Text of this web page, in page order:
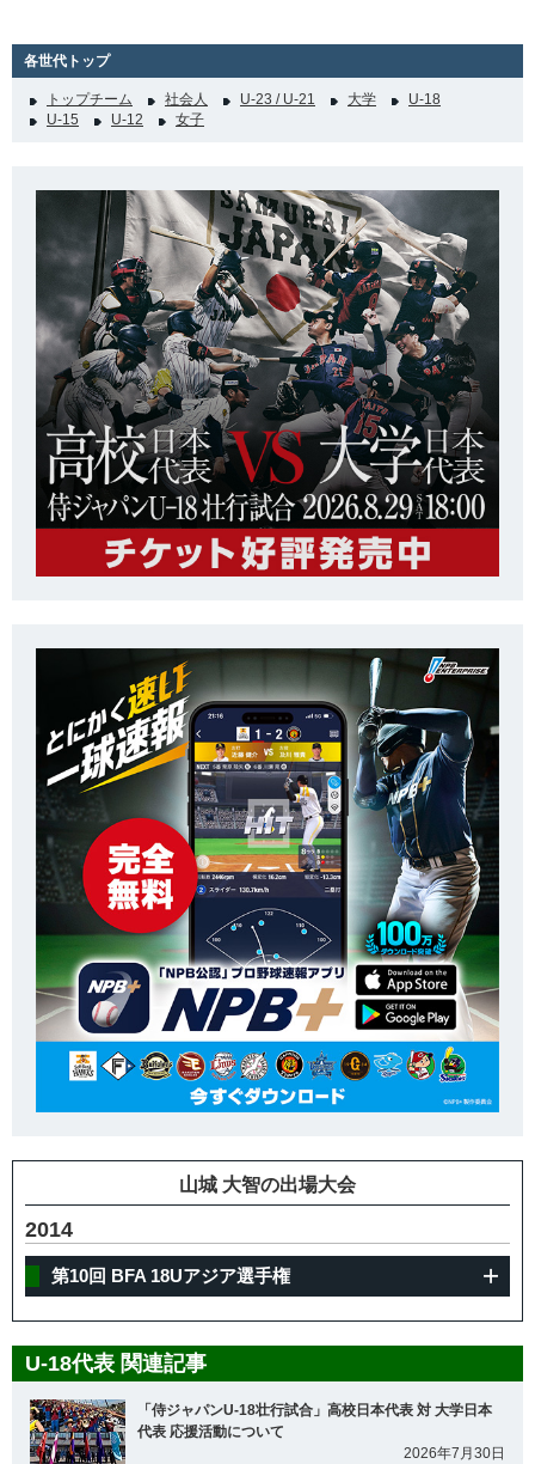
各世代トップ
トップチーム 社会人 U-23 / U-21 大学
U-18
U-15
U-12 女子
山城 大智の出場大会
2014
第10回 BFA 18Uアジア選手権
U-18代表 関連記事
「侍ジャパンU-18壮行試合」高校日本代表 対 大学日本
代表 応援活動について
2026年7月30日